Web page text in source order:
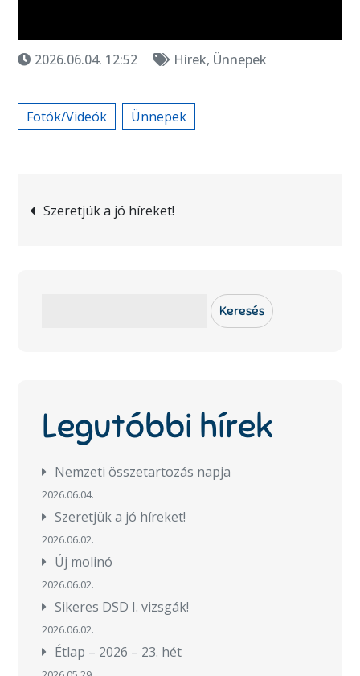
2026.06.04. 12:52 Hírek, Ünnepek
Fotók/Videók Ünnepek
Bejegyzés
Szeretjük a jó híreket!
Keresés
Legutóbbi hírek
Nemzeti összetartozás napja
2026.06.04.
Szeretjük a jó híreket!
2026.06.02.
Új molinó
2026.06.02.
Sikeres DSD I. vizsgák!
2026.06.02.
Étlap – 2026 – 23. hét